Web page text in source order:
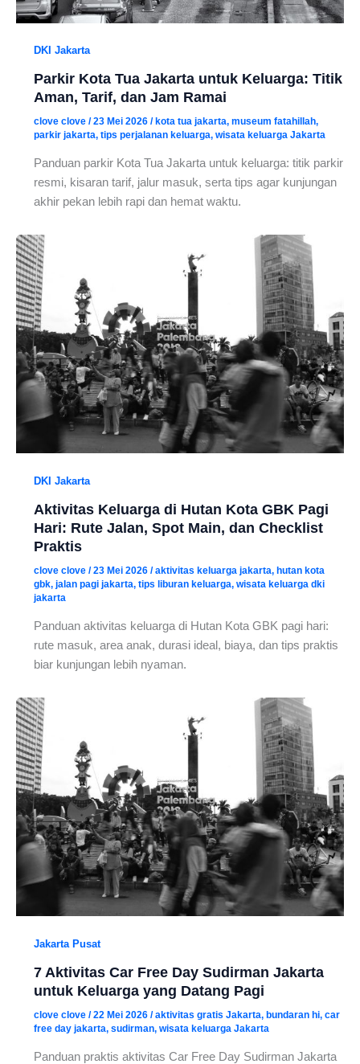
DKI Jakarta
Parkir Kota Tua Jakarta untuk Keluarga: Titik
Aman, Tarif, dan Jam Ramai
clove clove /23 Mei 2026 / kota tua jakarta, museum fatahillah,
parkir jakarta, tips perjalanan keluarga, wisata keluarga Jakarta
Panduan parkir Kota Tua Jakarta untuk keluarga: titik parkir
resmi, kisaran tarif, jalur masuk, serta tips agar kunjungan
akhir pekan lebih rapi dan hemat waktu.
DKI Jakarta
Aktivitas Keluarga di Hutan Kota GBK Pagi
Hari: Rute Jalan, Spot Main, dan Checklist
Praktis
clove clove /23 Mei 2026 /aktivitas keluarga jakarta, hutan kota
gbk, jalan pagi jakarta, tips liburan keluarga, wisata keluarga dki
jakarta
Panduan aktivitas keluarga di Hutan Kota GBK pagi hari:
rute masuk, area anak, durasi ideal, biaya, dan tips praktis
biar kunjungan lebih nyaman.
Jakarta Pusat
7 Aktivitas Car Free Day Sudirman Jakarta
untuk Keluarga yang Datang Pagi
clove clove /22 Mei 2026 /aktivitas gratis Jakarta, bundaran hi, car
free day jakarta, sudirman, wisata keluarga Jakarta
Panduan praktis aktivitas Car Free Day Sudirman Jakarta